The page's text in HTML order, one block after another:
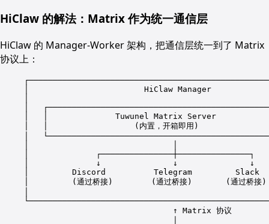
HiClaw 的解法：Matrix 作为统一通信层
HiClaw 的 Manager-Worker 架构，把通信层统一到了 Matrix
协议上：
│                        HiClaw Manager
│
│   │              Tuwunel Matrix Server
│   │                  (内置，开箱即用)
│
│
│              ↓               ↓               ↓
│         Discord          Telegram
│         (通过桥接)        (通过桥接)       (通过
↑ Matrix 协议